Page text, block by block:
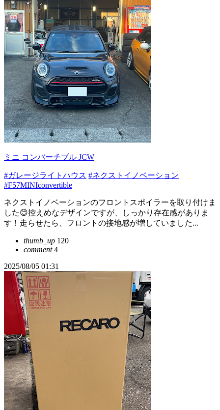
ミニ コンバーチブル JCW
#ガレージライトハウス #ネクストイノベーション
#F57MINIconvertible
ネクストイノベーションのフロントスポイラーを取り付けま
した😊控えめなデザインですが、しっかり存在感がありま
す！走らせたら、フロントの接地感が増していました...
thumb_up 120
comment4
2025/08/05 01:31